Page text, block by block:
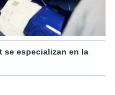
se especializan en la